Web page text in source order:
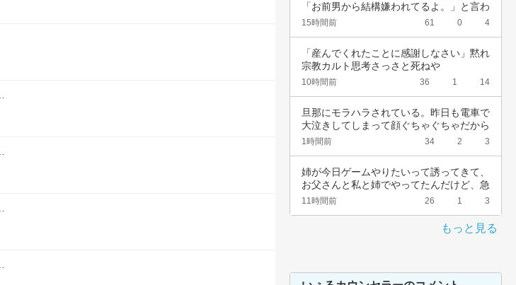
「お前男から結構嫌われてるよ。」と言わ
れました…
15時間前 61 0 4
「産んでくれたことに感謝しなさい」黙れ
宗教カルト思考さっさと死ねや
10時間前 36 1 14
旦那にモラハラされている。昨日も電車で
大泣きしてしまって顔ぐちゃぐちゃだから
会社休ん…
1時間前 34 2 3
姉が今日ゲームやりたいって誘ってきて、
お父さんと私と姉でやってたんだけど、急
に不機嫌…
11時間前 26 1 3
もっと見る